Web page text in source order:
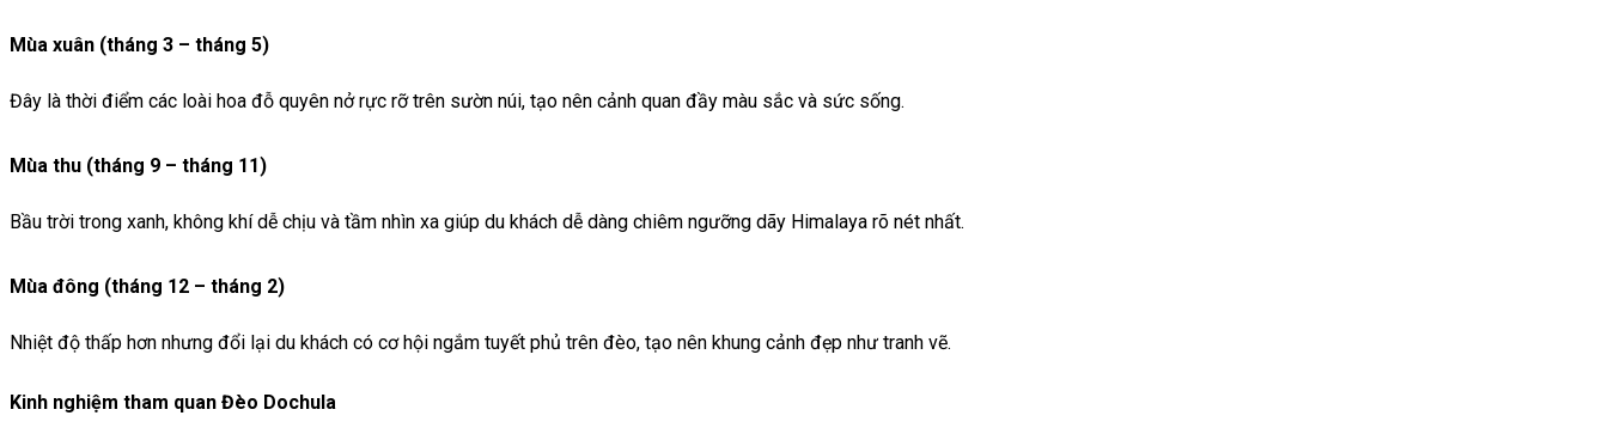
Mùa xuân (tháng 3 – tháng 5)
Đây là thời điểm các loài hoa đỗ quyên nở rực rỡ trên sườn núi, tạo nên cảnh quan đầy màu sắc và sức sống.
Mùa thu (tháng 9 – tháng 11)
Bầu trời trong xanh, không khí dễ chịu và tầm nhìn xa giúp du khách dễ dàng chiêm ngưỡng dãy Himalaya rõ nét nhất.
Mùa đông (tháng 12 – tháng 2)
Nhiệt độ thấp hơn nhưng đổi lại du khách có cơ hội ngắm tuyết phủ trên đèo, tạo nên khung cảnh đẹp như tranh vẽ.
Kinh nghiệm tham quan Đèo Dochula